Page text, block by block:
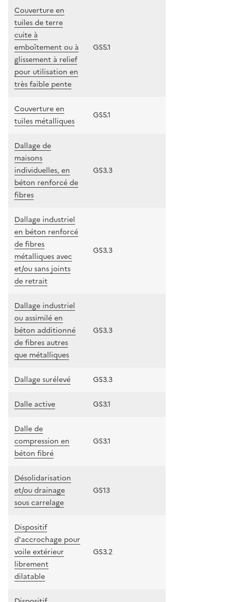
Couverture en
tuiles de terre
cuite à
emboîtement ou à
glissement à relief
pour utilisation en
très faible pente
GS5.1
Couverture en
tuiles métalliques
GS5.1
Dallage de
maisons
individuelles, en
béton renforcé de
fibres
GS3.3
Dallage industriel
en béton renforcé
de fibres
métalliques avec
et/ou sans joints
de retrait
GS3.3
Dallage industriel
ou assimilé en
béton additionné
de fibres autres
que métalliques
GS3.3
Dallage surélevé GS3.3
Dalle active GS3.1
Dalle de
compression en
béton fibré
GS3.1
Désolidarisation
et/ou drainage
sous carrelage
GS13
Dispositif
d'accrochage pour
voile extérieur
librement
dilatable
GS3.2